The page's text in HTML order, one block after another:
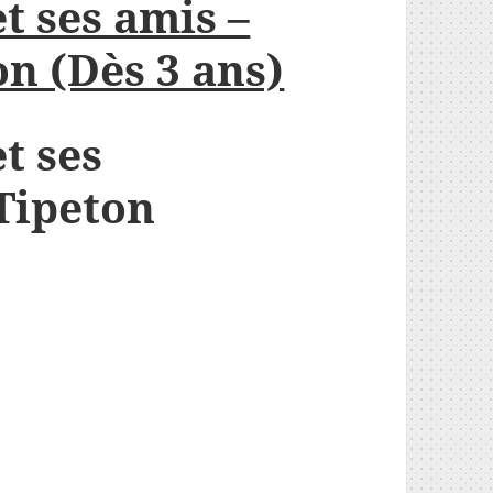
ses amis –
(Dès 3 ans)
ses